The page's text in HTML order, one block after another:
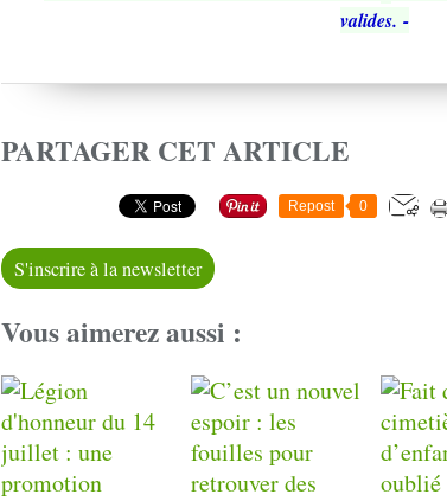
valides. -
PARTAGER CET ARTICLE
Repost 0
S'inscrire à la newsletter
Vous aimerez aussi :